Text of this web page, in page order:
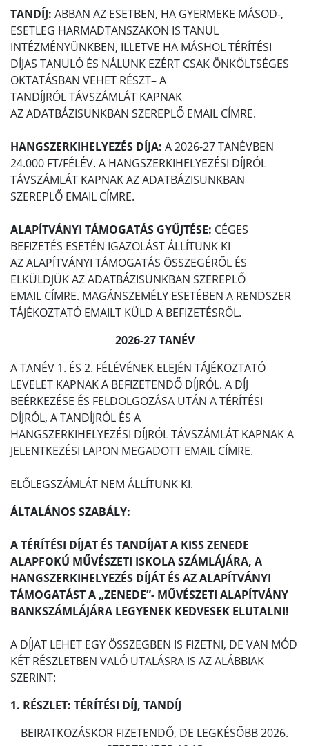
TANDÍJ: ABBAN AZ ESETBEN, HA GYERMEKE MÁSOD-,
ESETLEG HARMADTANSZAKON IS TANUL
INTÉZMÉNYÜNKBEN, ILLETVE HA MÁSHOL TÉRÍTÉSI
DÍJAS TANULÓ ÉS NÁLUNK EZÉRT CSAK ÖNKÖLTSÉGES
OKTATÁSBAN VEHET RÉSZT– A
TANDÍJRÓL TÁVSZÁMLÁT KAPNAK
AZ ADATBÁZISUNKBAN SZEREPLŐ EMAIL CÍMRE.
HANGSZERKIHELYEZÉS DÍJA: A 2026-27 TANÉVBEN
24.000 FT/FÉLÉV. A HANGSZERKIHELYEZÉSI DÍJRÓL
TÁVSZÁMLÁT KAPNAK AZ ADATBÁZISUNKBAN
SZEREPLŐ EMAIL CÍMRE.
ALAPÍTVÁNYI TÁMOGATÁS GYŰJTÉSE: CÉGES
BEFIZETÉS ESETÉN IGAZOLÁST ÁLLÍTUNK KI
AZ ALAPÍTVÁNYI TÁMOGATÁS ÖSSZEGÉRŐL ÉS
ELKÜLDJÜK AZ ADATBÁZISUNKBAN SZEREPLŐ
EMAIL CÍMRE. MAGÁNSZEMÉLY ESETÉBEN A RENDSZER
TÁJÉKOZTATÓ EMAILT KÜLD A BEFIZETÉSRŐL.
2026-27 TANÉV
A TANÉV 1. ÉS 2. FÉLÉVÉNEK ELEJÉN TÁJÉKOZTATÓ
LEVELET KAPNAK A BEFIZETENDŐ DÍJRÓL. A DÍJ
BEÉRKEZÉSE ÉS FELDOLGOZÁSA UTÁN A TÉRÍTÉSI
DÍJRÓL, A TANDÍJRÓL ÉS A
HANGSZERKIHELYEZÉSI DÍJRÓL TÁVSZÁMLÁT KAPNAK A
JELENTKEZÉSI LAPON MEGADOTT EMAIL CÍMRE.
ELŐLEGSZÁMLÁT NEM ÁLLÍTUNK KI.
ÁLTALÁNOS SZABÁLY:
A TÉRÍTÉSI DÍJAT ÉS TANDÍJAT A KISS ZENEDE
ALAPFOKÚ MŰVÉSZETI ISKOLA SZÁMLÁJÁRA, A
HANGSZERKIHELYEZÉS DÍJÁT ÉS AZ ALAPÍTVÁNYI
TÁMOGATÁST A „ZENEDE”- MŰVÉSZETI ALAPÍTVÁNY
BANKSZÁMLÁJÁRA LEGYENEK KEDVESEK ELUTALNI!
A DÍJAT LEHET EGY ÖSSZEGBEN IS FIZETNI, DE VAN MÓD
KÉT RÉSZLETBEN VALÓ UTALÁSRA IS AZ ALÁBBIAK
SZERINT:
1. RÉSZLET: TÉRÍTÉSI DÍJ, TANDÍJ
BEIRATKOZÁSKOR FIZETENDŐ, DE LEGKÉSŐBB 2026.